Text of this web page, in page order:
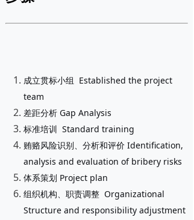
成立贯标小组 Established the project
team
差距分析 Gap Analysis
标准培训 Standard training
贿赂风险识别、分析和评价 Identification,
analysis and evaluation of bribery risks
体系策划 Project plan
组织机构、职责调整 Organizational
Structure and responsibility adjustment